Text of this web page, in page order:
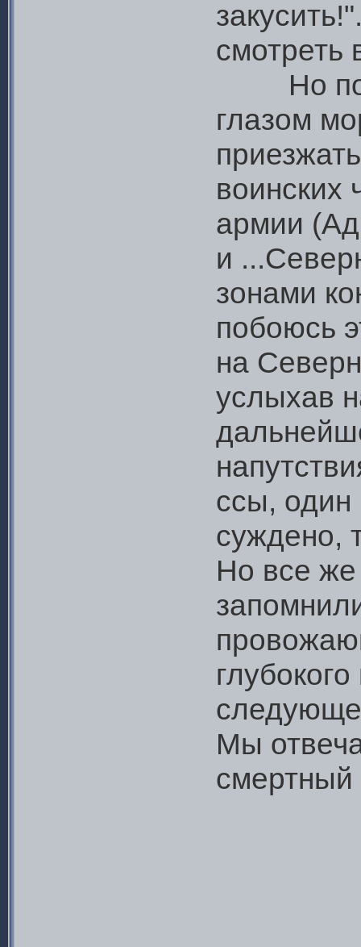
смотреть
Но
глазом
воинских
армии
и
зонами
побоюсь
на
услыхав
ссы,
суждено,
Но все
Мы
смертный